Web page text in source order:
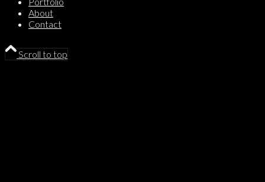
About
Contact
Scroll to top